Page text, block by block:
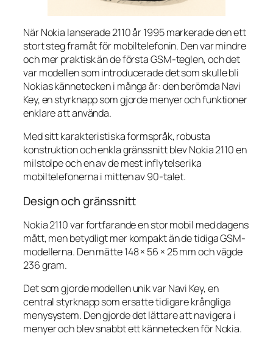
När Nokia lanserade 2110 år 1995 markerade den ett
stort steg framåt för mobiltelefonin. Den var mindre
och mer praktisk än de första GSM-teglen, och det
var modellen som introducerade det som skulle bli
Nokias kännetecken i många år: den berömda Navi
Key, en styrknapp som gjorde menyer och funktioner
enklare att använda.
Med sitt karakteristiska formspråk, robusta
konstruktion och enkla gränssnitt blev Nokia 2110 en
milstolpe och en av de mest inflytelserika
mobiltelefonerna i mitten av 90-talet.
Design och gränssnitt
Nokia 2110 var fortfarande en stor mobil med dagens
mått, men betydligt mer kompakt än de tidiga GSM-
modellerna. Den mätte 148 × 56 × 25 mm och vägde
236 gram.
Det som gjorde modellen unik var Navi Key, en
central styrknapp som ersatte tidigare krångliga
menysystem. Den gjorde det lättare att navigera i
menyer och blev snabbt ett kännetecken för Nokia.